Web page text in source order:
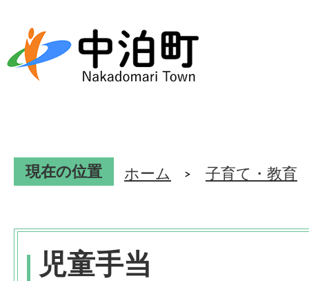
現在の位置 ホーム 子育て・教育
児童手当